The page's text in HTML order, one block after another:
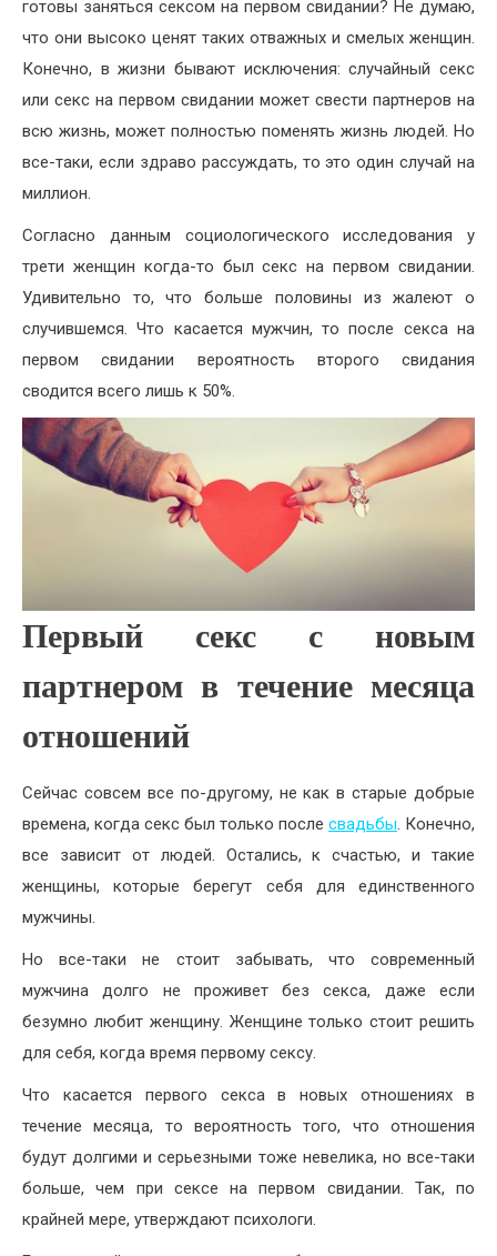
готовы заняться сексом на первом свидании? Не думаю,
что они высоко ценят таких отважных и смелых женщин.
Конечно, в жизни бывают исключения: случайный секс
или секс на первом свидании может свести партнеров на
всю жизнь, может полностью поменять жизнь людей. Но
все-таки, если здраво рассуждать, то это один случай на
миллион.
Согласно данным социологического исследования у
трети женщин когда-то был секс на первом свидании.
Удивительно то, что больше половины из жалеют о
случившемся. Что касается мужчин, то после секса на
первом свидании вероятность второго свидания
сводится всего лишь к 50%.
Первый секс с новым
партнером в течение месяца
отношений
Сейчас совсем все по-другому, не как в старые добрые
времена, когда секс был только после свадьбы. Конечно,
все зависит от людей. Остались, к счастью, и такие
женщины, которые берегут себя для единственного
мужчины.
Но все-таки не стоит забывать, что современный
мужчина долго не проживет без секса, даже если
безумно любит женщину. Женщине только стоит решить
для себя, когда время первому сексу.
Что касается первого секса в новых отношениях в
течение месяца, то вероятность того, что отношения
будут долгими и серьезными тоже невелика, но все-таки
больше, чем при сексе на первом свидании. Так, по
крайней мере, утверждают психологи.